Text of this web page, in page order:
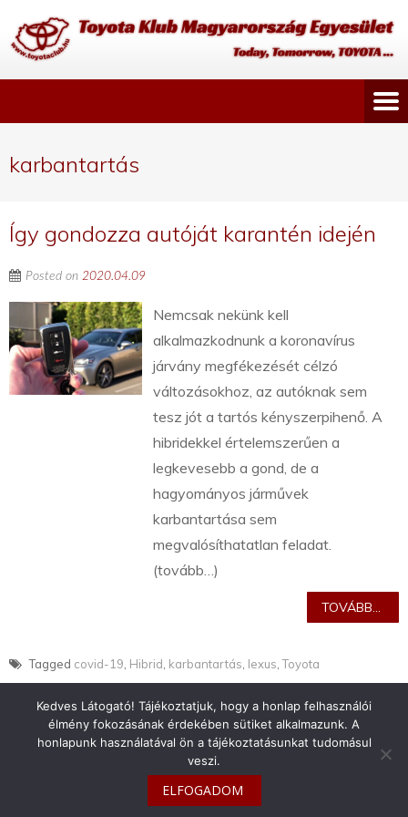
karbantartás
Így gondozza autóját karantén idején
Posted on 2020.04.09
Nemcsak nekünk kell
alkalmazkodnunk a koronavírus
járvány megfékezését célzó
változásokhoz, az autóknak sem
tesz jót a tartós kényszerpihenő. A
hibridekkel értelemszerűen a
legkevesebb a gond, de a
hagyományos járművek
karbantartása sem
megvalósíthatatlan feladat.
(tovább…)
TOVÁBB...
Tagged covid-19 Hibrid karbantartás lexus ,Toyota
info@toyotaclub.hu
Copyright © 2026Toyota Klub Magyarország
Kedves Látogató! Tájékoztatjuk, hogy a honlap felhasználói
élmény fokozásának érdekében sütiket alkalmazunk. A
honlapunk használatával ön a tájékoztatásunkat tudomásul
veszi.
ELFOGADOM